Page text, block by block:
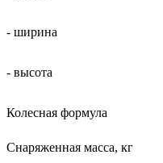
- ширина
- высота
Колесная формула
Снаряженная масса, кг